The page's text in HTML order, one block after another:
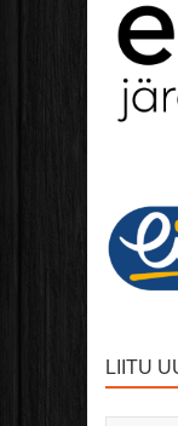
LIITU